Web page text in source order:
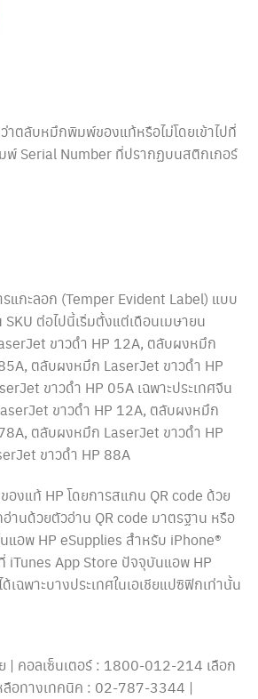
ตลับหมึกพิมพ์ของแท้หรือไม่โดยเข้าไปที่
พ์ Serial Number ที่ปรากฏบนสติกเกอร์
แกะลอก (Temper Evident Label) แบบ
SKU ต่อไปนี้เริ่มตั้งแต่เดือนเมษายน
ขาวดำ HP 12A, ตลับผงหมึก
ตลับผงหมึก LaserJet ขาวดำ HP
ขาวดำ HP 05A เฉพาะประเทศจีน
ขาวดำ HP 12A, ตลับผงหมึก
ตลับผงหมึก LaserJet ขาวดำ HP
ขาวดำ HP 88A
องแท้ HP โดยการสแกน QR code ด้วย
านด้วยตัวอ่าน QR code มาตรฐาน หรือ
แอพ HP eSupplies สำหรับ iPhone®
iTunes App Store ปัจจุบันแอพ HP
เฉพาะบางประเทศในเอเชียแปซิฟิกเท่านั้น
| คอลเซ็นเตอร์ : 1800-012-214 เลือก
ลือทางเทคนิค : 02-787-3344 |